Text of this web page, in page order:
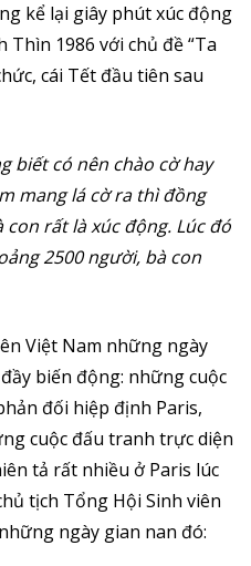
kể lại giây phút xúc động
1986 với chủ đề “Ta
cái Tết đầu tiên sau
biết có nên chào cờ hay
mang lá cờ ra thì đồng
rất là xúc động. Lúc đó
2500 người, bà con
Việt Nam những ngày
biến động: những cuộc
đối hiệp định Paris,
cuộc đấu tranh trực diện
tả rất nhiều ở Paris lúc
tịch Tổng Hội Sinh viên
ngày gian nan đó: